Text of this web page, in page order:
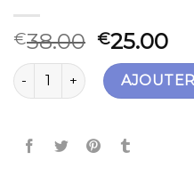
€38.00 €25.00
quantité de sac a main de